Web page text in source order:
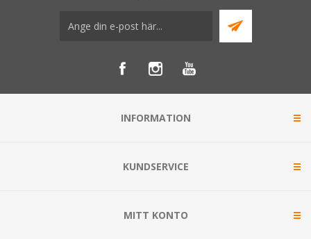
INFORMATION
KUNDSERVICE
MITT KONTO